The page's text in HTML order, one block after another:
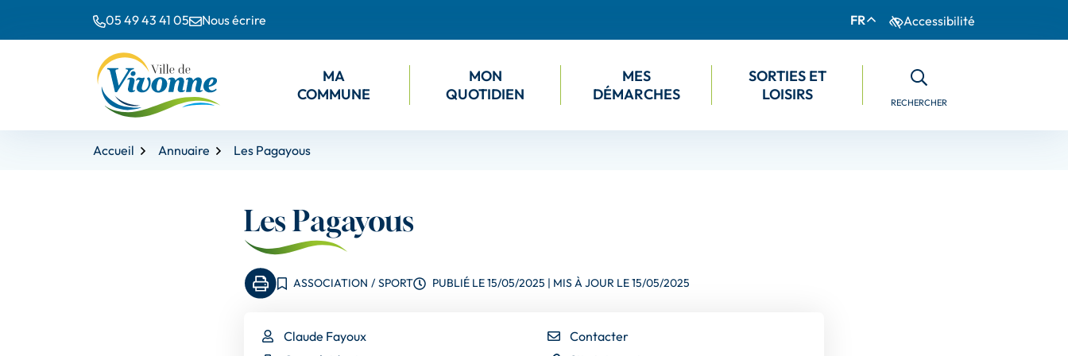
05 49 43 41 05 Nous écrire FR Accessibilité
MA
COMMUNE
MON
QUOTIDIEN
MES
DÉMARCHES
SORTIES ET
LOISIRS
RECHERCHER
Accueil Annuaire Les Pagayous
Les Pagayous
Imprimer la page
ASSOCIATION / SPORT PUBLIÉ LE15/05/2025 | MIS À JOUR LE15/05/2025
Claude Fayoux
Contacter